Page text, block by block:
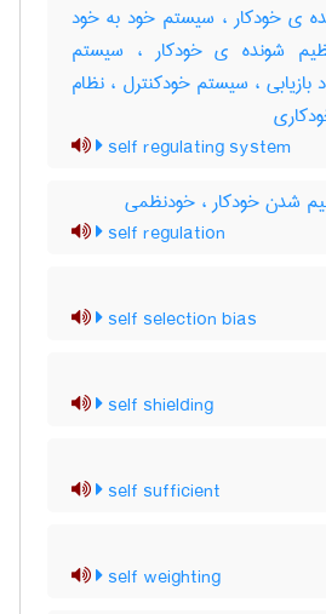
ی خودکار ، سیستم خود به خود
شونده ی خودکار ، سیستم
، سیستم خودکنترل ، نظام
self regulating system
شدن خودکار ، خودنظمی
self regulation
self selection bias
self shielding
self sufficient
self weighting